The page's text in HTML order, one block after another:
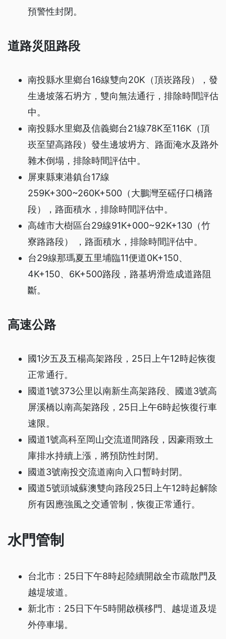
預警性封閉。
道路災阻路段
南投縣水里鄉台16線雙向20K（頂崁路段），發
生邊坡落石坍方，雙向無法通行，排除時間評估
中。
南投縣水里鄉及信義鄉台21線78K至116K（頂
崁至望高路段）發生邊坡坍方、路面淹水及路外
雜木倒塌，排除時間評估中。
屏東縣東港鎮台17線
259K+300~260K+500（大鵬灣至磘仔口橋路
段），路面積水，排除時間評估中。
高雄市大樹區台29線91K+000~92K+130（竹
寮路路段） ，路面積水，排除時間評估中。
台29線那瑪夏五里埔臨11便道0K+150、
4K+150、6K+500路段，路基坍滑造成道路阻
斷。
高速公路
國1汐五及五楊高架路段，25日上午12時起恢復
正常通行。
國道1號373公里以南新生高架路段、國道3號高
屏溪橋以南高架路段，25日上午6時起恢復行車
速限。
國道1號高科至岡山交流道間路段，因豪雨致土
庫排水持續上漲，將預防性封閉。
國道3號南投交流道南向入口暫時封閉。
國道5號頭城蘇澳雙向路段25日上午12時起解除
所有因應強風之交通管制，恢復正常通行。
水門管制
台北市：25日下午8時起陸續開啟全市疏散門及
越堤坡道。
新北市：25日下午5時開啟橫移門、越堤道及堤
外停車場。